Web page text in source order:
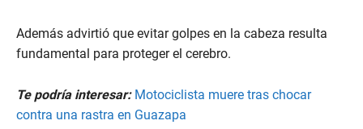
Además advirtió que evitar golpes en la cabeza resulta
fundamental para proteger el cerebro.
Te podría interesar: Motociclista muere tras chocar
contra una rastra en Guazapa